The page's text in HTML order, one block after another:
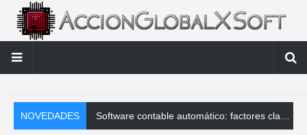
NOVEDADES AccionGlo